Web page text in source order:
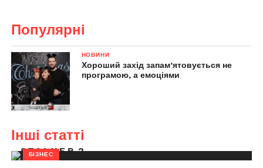
Популярні
НОВИНИ
Хороший захід запам’ятовується не
програмою, а емоціями
Інші статті
БІЗНЕС